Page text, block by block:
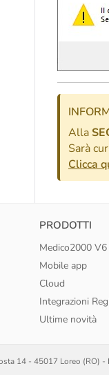
Alla
Sarà
Clicca
PRODOTTI
Medico2000 V6
Mobile app
Cloud
Integrazioni
Ultime novità
14 - 45017 Loreo (RO)